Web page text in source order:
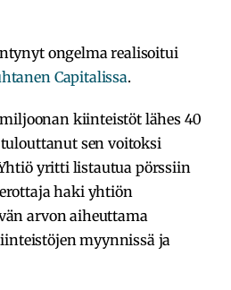
ongelma realisoitui
Capitalissa.
kiinteistöt lähes 40
sen voitoksi
yritti listautua pörssiin
haki yhtiön
arvon aiheuttama
myynnissä ja